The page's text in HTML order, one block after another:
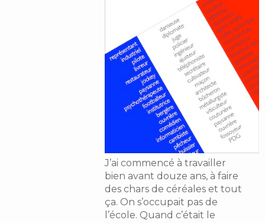
J’ai commencé à travailler
bien avant douze ans, à faire
des chars de céréales et tout
ça. On s’occupait pas de
l’école. Quand c’était le